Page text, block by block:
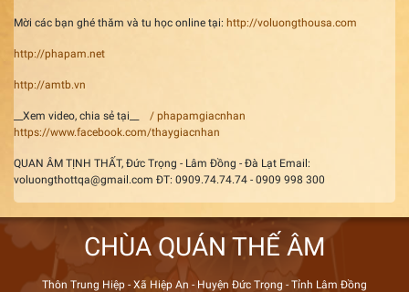
Mời các bạn ghé thăm và tu học online tại: http://voluongthousa.com
http://phapam.net
http://amtb.vn
__Xem video, chia sẻ tại__
/ phapamgiacnhan
https://www.facebook.com/thaygiacnhan
QUAN ÂM TỊNH THẤT, Đức Trọng - Lâm Đồng - Đà Lạt Email:
voluongthottqa@gmail.com ĐT: 0909.74.74.74 - 0909 998 300
CHÙA QUÁN THẾ ÂM
Thôn Trung Hiệp - Xã Hiệp An - Huyện Đức Trọng - Tỉnh Lâm Đồng